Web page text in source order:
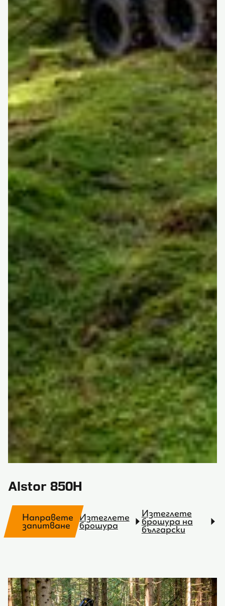
Alstor 850H
Направете
запитване
Изтеглете
брошура
Изтеглете
брошура на
български